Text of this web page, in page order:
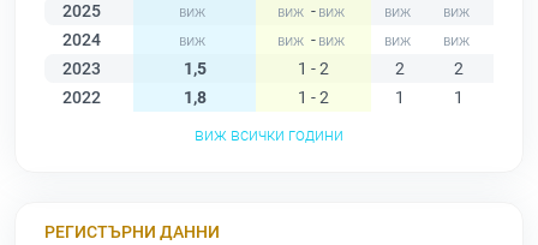
2025
-
2024
-
2023
1,5 1 - 2 2 2
2022
1,8 1 - 2 1 1
виж всички години
РЕГИСТЪРНИ ДАННИ